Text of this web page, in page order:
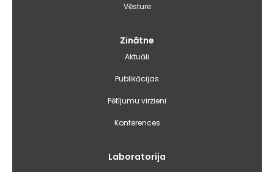
Vēsture
Zinātne
Aktuāli
Publikācijas
Pētījumu virzieni
Konferences
Laboratorija